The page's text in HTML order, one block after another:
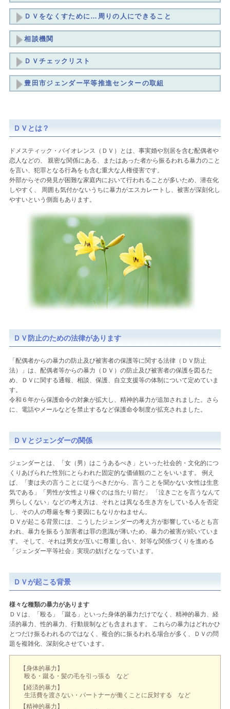
ＤＶをなくすために…周りの人にできること
相談機関
ＤＶチェックリスト
豊田市ジェンダー平等推進センターの取組
ＤＶとは？
ドメスティック・バイオレンス（ＤＶ）とは、事実婚や別居を含む配偶者や
恋人などの、 親密な関係にある、またはあった者から振るわれる暴力のこと
を言い、犯罪となる行為をも含む重大な人権侵害です。
外部からその発見が困難な家庭内において行われることが多いため、潜在化
しやすく、 周囲も気付かないうちに暴力がエスカレートし、被害が深刻化し
やすいという側面もあります。
ＤＶ防止のための法律があります
「配偶者からの暴力の防止及び被害者の保護等に関する法律（ＤＶ防止
法）」は、配偶者等からの暴力（ＤＶ）の防止及び被害者の保護を図るた
め、ＤＶに関する通報、相談、保護、自立支援等の体制について定めていま
す。
令和６年から保護命令の対象が拡大し、精神的暴力が追加されました。さら
に、電話やメールなどを禁止するなど保護命令制度が拡充されました。
ＤＶとジェンダーの関係
ジェンダーとは、「女（男）はこうあるべき」といった社会的・文化的につ
くりあげられた性別にとらわれた固定的な価値観のことをいいます。 例え
ば、「妻は夫の言うことに従うべきだから、言うことを聞かない女性は生意
気である」「男性が女性より稼ぐのは当たり前だ」 「泣きごとを言うなんて
男らしくない」などの考え方は、それとは異なる生き方をしている人を否定
し、その人の尊厳を奪う要因にもなりかねません。
ＤＶが起こる背景には、こうしたジェンダーの考え方が影響しているとも言
われ、暴力を振るう加害者は罪の意識が薄いため、暴力の被害が続いていま
す。 そして、それは男女が互いに尊重し合い、対等な関係づくりを進める
「ジェンダー平等社会」実現の妨げとなっています。
ＤＶが起こる背景
様々な種類の暴力があります
ＤＶは、「殴る」「蹴る」といった身体的暴力だけでなく、精神的暴力、経
済的暴力、性的暴力、行動規制なども含まれます。 これらの暴力はどれかひ
とつだけ振るわれるのではなく、複合的に振るわれる場合が多く、ＤＶの問
題を複雑化、深刻化させています。
【身体的暴力】
殴る・蹴る・髪の毛を引っ張る など
【経済的暴力】
生活費を渡さない・パートナーが働くことに反対する など
【精神的暴力】